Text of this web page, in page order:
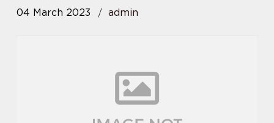
04 March 2023 admin